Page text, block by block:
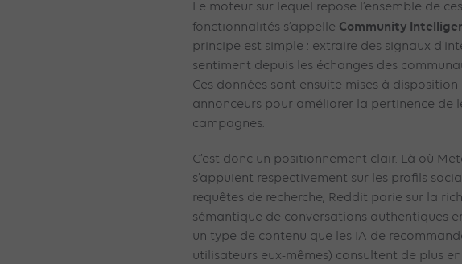
Le moteur sur lequel repose l’ensemble de
fonctionnalités s’appelle Community
principe est simple : extraire des signaux
sentiment depuis les échanges des
Ces données sont ensuite mises à disposition
annonceurs pour améliorer la pertinence de
campagnes.
C’est donc un positionnement clair. Là où
s’appuient respectivement sur les profils
requêtes de recherche, Reddit parie sur la
sémantique de conversations authentiques
un type de contenu que les IA de
utilisateurs eux-mêmes) consultent de plus